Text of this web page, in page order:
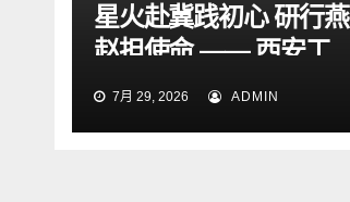
星火赴冀践初心 研行燕
赵担使命 —— 西安工
程大学“星火研途”研究
7月 29, 2026 ADMIN